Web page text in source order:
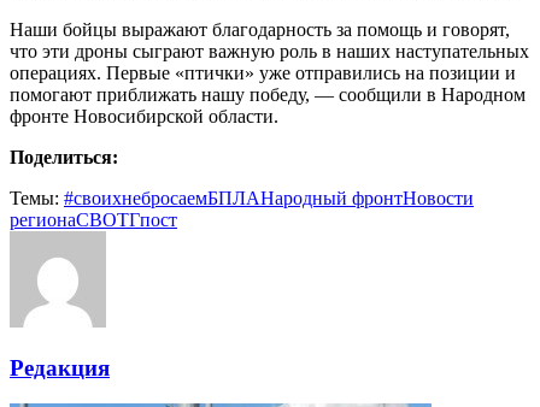
Наши бойцы выражают благодарность за помощь и говорят,
что эти дроны сыграют важную роль в наших наступательных
операциях. Первые «птички» уже отправились на позиции и
помогают приближать нашу победу, — сообщили в Народном
фронте Новосибирской области.
Поделиться:
Темы: #своихнебросаемБПЛАНародный фронтНовости
регионаСВОТГпост
Редакция